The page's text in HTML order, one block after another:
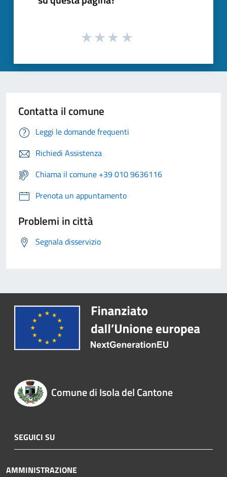
Contatta il comune
Leggi le domande frequenti
Richiedi Assistenza
Chiama il comune +39 010 9636116
Prenota un appuntamento
Problemi in città
Segnala disservizio
Comune di Isola del Cantone
SEGUICI SU
AMMINISTRAZIONE